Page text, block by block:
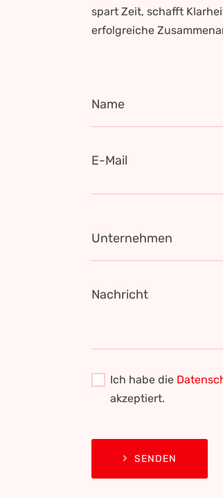
spart Zeit, schafft
erfolgreiche
Name
E-Mail
Unternehmen
Nachricht
Ich habe die
akzeptiert.
SENDEN